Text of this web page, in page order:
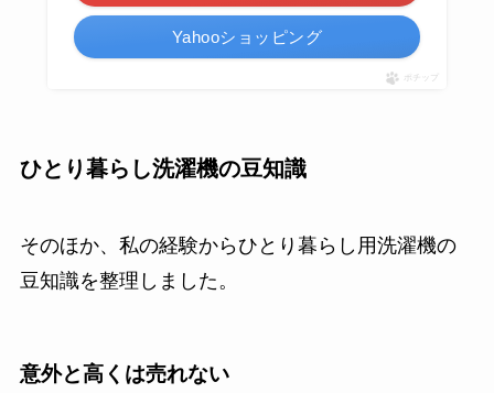
Yahooショッピング
ポチップ
ひとり暮らし洗濯機の豆知識
そのほか、私の経験からひとり暮らし用洗濯機の
豆知識を整理しました。
意外と高くは売れない